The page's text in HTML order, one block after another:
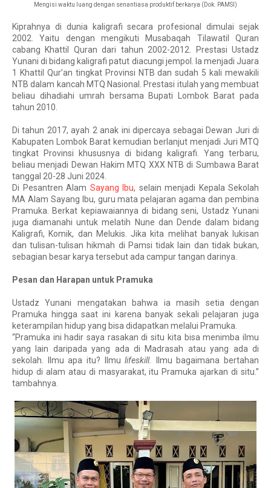
Mengisi waktu luang dengan senantiasa produktif berkarya (Dok. PAMSI)
Kiprahnya di dunia kaligrafi secara profesional dimulai sejak
2002. Yaitu dengan mengikuti Musabaqah Tilawatil Quran
cabang Khattil Quran dari tahun 2002-2012. Prestasi Ustadz
Yunani di bidang kaligrafi patut diacungi jempol. Ia menjadi Juara
1 Khattil Qur’an tingkat Provinsi NTB dan sudah 5 kali mewakili
NTB dalam kancah MTQ Nasional. Prestasi itulah yang membuat
beliau dihadiahi umrah bersama Bupati Lombok Barat pada
tahun 2010.
Di tahun 2017, ayah 2 anak ini dipercaya sebagai Dewan Juri di
Kabupaten Lombok Barat kemudian berlanjut menjadi Juri MTQ
tingkat Provinsi khususnya di bidang kaligrafi. Yang terbaru,
beliau menjadi Dewan Hakim MTQ XXX NTB di Sumbawa Barat
tanggal 20-28 Juni 2024.
Di Pesantren Alam Sayang Ibu, selain menjadi Kepala Sekolah
MA Alam Sayang Ibu, guru mata pelajaran agama dan pembina
Pramuka. Berkat kepiawaiannya di bidang seni, Ustadz Yunani
juga diamanahi untuk melatih Nune dan Dende dalam bidang
Kaligrafi, Komik, dan Melukis. Jika kita melihat banyak lukisan
dan tulisan-tulisan hikmah di Pamsi tidak lain dan tidak bukan,
sebagian besar karya tersebut ada campur tangan darinya.
Pesan dan Harapan untuk Pramuka
Ustadz Yunani mengatakan bahwa ia masih setia dengan
Pramuka hingga saat ini karena banyak sekali pelajaran juga
keterampilan hidup yang bisa didapatkan melalui Pramuka.
“Pramuka ini hadir saya rasakan di situ kita bisa menimba ilmu
yang lain daripada yang ada di Madrasah atau yang ada di
sekolah. Ilmu apa itu? Ilmulifeskill.
Ilmu bagaimana bertahan
hidup di alam atau di masyarakat, itu Pramuka ajarkan di situ.”
tambahnya.